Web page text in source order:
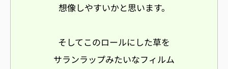
想像しやすいかと思います。
そしてこのロールにした草を
サランラップみたいなフィルム